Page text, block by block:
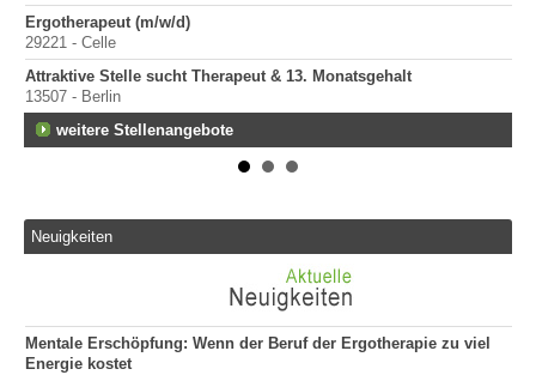
Ergotherapeut (m/w/d)
29221 - Celle
Attraktive Stelle sucht Therapeut & 13. Monatsgehalt
13507 - Berlin
weitere Stellenangebote
Neuigkeiten
Mentale Erschöpfung: Wenn der Beruf der Ergotherapie zu viel
Energie kostet